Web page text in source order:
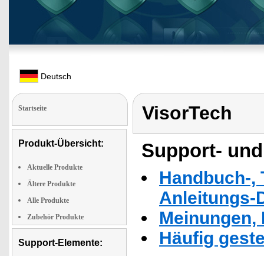
Deutsch
Startseite
Produkt-Übersicht:
Aktuelle Produkte
Ältere Produkte
Alle Produkte
Zubehör Produkte
Support-Elemente:
VisorTech
Support-
Handbuch-,
Anleitungs-
Häufig